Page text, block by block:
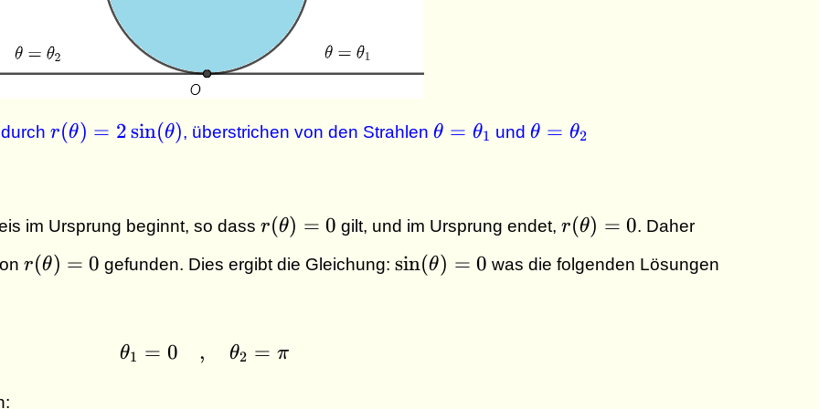
durchr(\theta)
= 2 \sin
r(θ) = 2sin(θ), überstrichen von den Strahlen\theta =
θ = θ1 und\theta =
θ = θ2
im Ursprung beginnt, so dass r(\theta)
= 0
r(θ) = 0 gilt, und im Ursprung endet,r(\theta)
=0
r(θ) = 0. Daher
r(\theta)
= 0
r(θ) = 0 gefunden. Dies ergibt die Gleichung:\sin (
\theta)
sin(θ) = 0 was die folgenden Lösungen
\theta_1 = 0 \quad , \quad \theta_2 = \pi
θ1 = 0 , θ2 = π